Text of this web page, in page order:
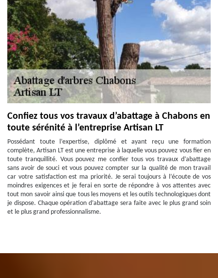
Confiez tous vos travaux d’abattage à Chabons en
toute sérénité à l’entreprise Artisan LT
Possédant toute l’expertise, diplômé et ayant reçu une formation
complète, Artisan LT est une entreprise à laquelle vous pouvez vous fier en
toute tranquillité. Vous pouvez me confier tous vos travaux d’abattage
sans avoir de souci et vous pouvez compter sur la qualité de mon travail
car votre satisfaction est ma priorité. Je serai toujours à l’écoute de vos
moindres exigences et je ferai en sorte de répondre à vos attentes avec
tout mon savoir ainsi que tous les moyens et les outils technologiques dont
je dispose. Chaque opération d’abattage sera faite avec le plus grand soin
et le plus grand professionnalisme.